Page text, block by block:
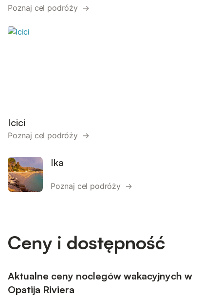
Poznaj cel podróży →
Icici
Poznaj cel podróży →
Ika
Poznaj cel podróży →
Ceny i dostępność
Aktualne ceny noclegów wakacyjnych w
Opatija Riviera